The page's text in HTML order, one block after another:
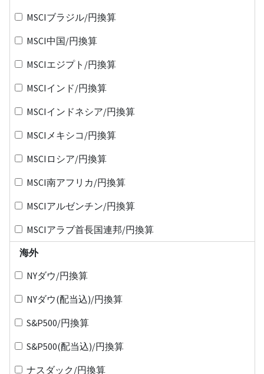
MSCIブラジル/円換算
MSCI中国/円換算
MSCIエジプト/円換算
MSCIインド/円換算
MSCIインドネシア/円換算
MSCIメキシコ/円換算
MSCIロシア/円換算
MSCI南アフリカ/円換算
MSCIアルゼンチン/円換算
MSCIアラブ首長国連邦/円換算
海外
NYダウ/円換算
NYダウ(配当込)/円換算
S&P500/円換算
S&P500(配当込)/円換算
ナスダック/円換算